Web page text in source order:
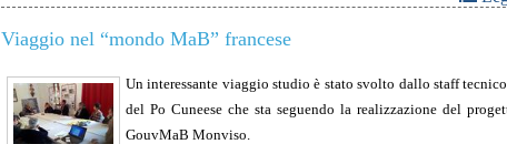
Viaggio nel “mondo MaB” francese
Un interessante viaggio studio è stato svolto dallo staff
del Po Cuneese che sta seguendo la realizzazione del
GouvMaB Monviso.